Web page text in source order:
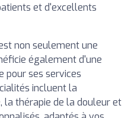
et d'excellents
non seulement une
également d'une
pour ses services
incluent la
thérapie de la douleur et